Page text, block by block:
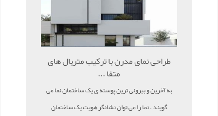
طراحی نمای مدرن با ترکیب متریال های
متفا ...
به آخرین و بیرونی ترین پوسته ی یک ساختمان نما می
گویند . نما را می توان نشانگر هویت یک ساختمان